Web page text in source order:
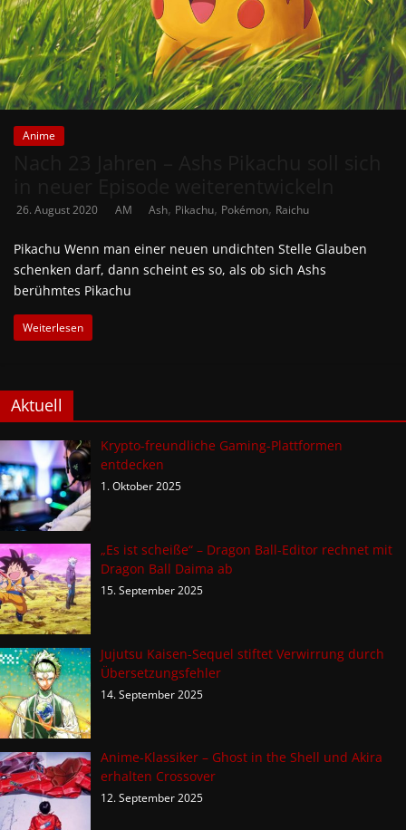
Anime
26. August 2020 AM Ash, Pikachu, Pokémon, Raichu
Pikachu Wenn man einer neuen undichten Stelle Glauben
schenken darf, dann scheint es so, als ob sich Ashs
berühmtes Pikachu
Weiterlesen
Aktuell
Krypto-freundliche Gaming-Plattformen
entdecken
1. Oktober 2025
„Es ist scheiße“ – Dragon Ball-Editor rechnet mit
Dragon Ball Daima ab
15. September 2025
Jujutsu Kaisen-Sequel stiftet Verwirrung durch
Übersetzungsfehler
14. September 2025
Anime-Klassiker – Ghost in the Shell und Akira
erhalten Crossover
12. September 2025